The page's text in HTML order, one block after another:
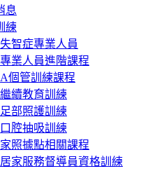
息
練
失智症專業人員
專業人員進階課程
A個管訓練課程
繼續教育訓練
足部照護訓練
口腔抽吸訓練
家照據點相關課程
居家服務督導員資格訓練